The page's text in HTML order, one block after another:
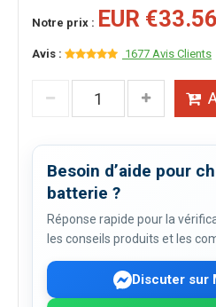
Notre prix : EUR €33.56
Avis : 1677 Avis Clients
Besoin d’aide pour
batterie ?
Réponse rapide pour la
les conseils produits et les
Discuter sur